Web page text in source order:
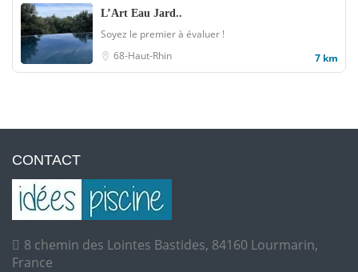
L’Art Eau Jard..
Soyez le premier à évaluer !
68-Haut-Rhin
7 km
CONTACT
8 chemin des Lointes Bastides, 84160 Lourmarin,
France